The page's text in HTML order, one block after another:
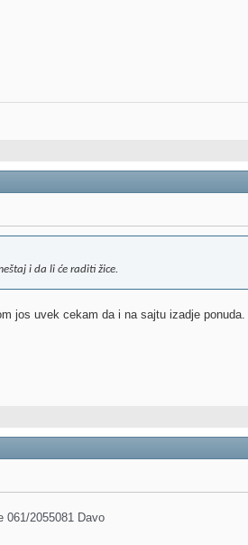
i da li će raditi žice.
jos uvek cekam da i na sajtu izadje ponuda.
061/2055081 Davo